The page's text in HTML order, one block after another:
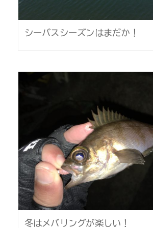
シーバスシーズンはまだか！
冬はメバリングが楽しい！